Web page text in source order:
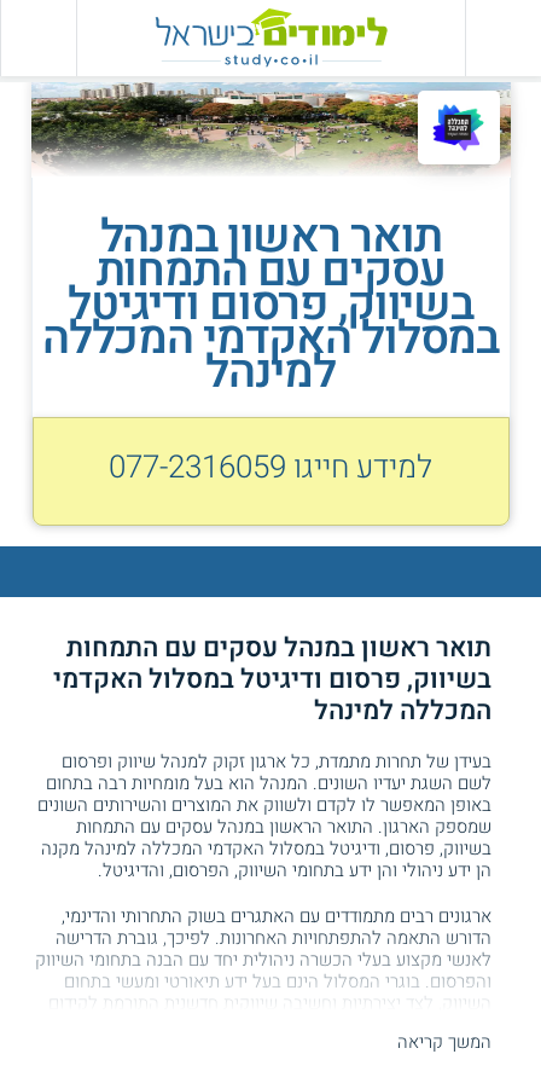
תואר ראשון במנהל
עסקים עם התמחות
בשיווק, פרסום ודיגיטל
במסלול האקדמי המכללה
למינהל
למידע חייגו 077-2316059
תואר ראשון במנהל עסקים עם התמחות
בשיווק, פרסום ודיגיטל במסלול האקדמי
המכללה למינהל
בעידן של תחרות מתמדת, כל ארגון זקוק למנהל שיווק ופרסום
לשם השגת יעדיו השונים. המנהל הוא בעל מומחיות רבה בתחום
באופן המאפשר לו לקדם ולשווק את המוצרים והשירותים השונים
שמספק הארגון. התואר הראשון במנהל עסקים עם התמחות
בשיווק, פרסום, ודיגיטל במסלול האקדמי המכללה למינהל מקנה
הן ידע ניהולי והן ידע בתחומי השיווק, הפרסום, והדיגיטל.
ארגונים רבים מתמודדים עם האתגרים בשוק התחרותי והדינמי,
הדורש התאמה להתפתחויות האחרונות. לפיכך, גוברת הדרישה
לאנשי מקצוע בעלי הכשרה ניהולית יחד עם הבנה בתחומי השיווק
והפרסום. בוגרי המסלול הינם בעל ידע תיאורטי ומעשי בתחום
השיווק, לצד יצירתיות וחשיבה שיווקית חדשנית התורמת לקידום
המשך קריאה